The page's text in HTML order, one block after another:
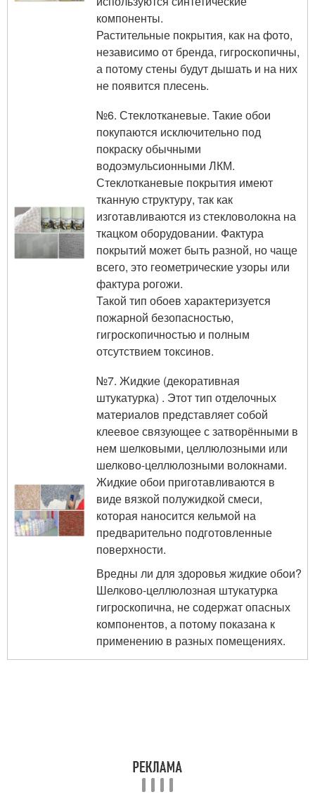
компоненты.
Растительные покрытия, как на фото,
независимо от бренда, гигроскопичны,
а потому стены будут дышать и на них
не появится плесень.
№6. Стеклотканевые. Такие обои
покупаются исключительно под
покраску обычными
водоэмульсионными ЛКМ.
Стеклотканевые покрытия имеют
тканную структуру, так как
изготавливаются из стекловолокна на
ткацком оборудовании. Фактура
покрытий может быть разной, но чаще
всего, это геометрические узоры или
фактура рогожи.
Такой тип обоев характеризуется
пожарной безопасностью,
гигроскопичностью и полным
отсутствием токсинов.
№7. Жидкие (декоративная
штукатурка) . Этот тип отделочных
материалов представляет собой
клеевое связующее с затворёнными в
нем шелковыми, целлюлозными или
шелково-целлюлозными волокнами.
Жидкие обои приготавливаются в
виде вязкой полужидкой смеси,
которая наносится кельмой на
предварительно подготовленные
поверхности.
Вредны ли для здоровья жидкие обои?
Шелково-целлюлозная штукатурка
гигроскопична, не содержат опасных
компонентов, а потому показана к
применению в разных помещениях.